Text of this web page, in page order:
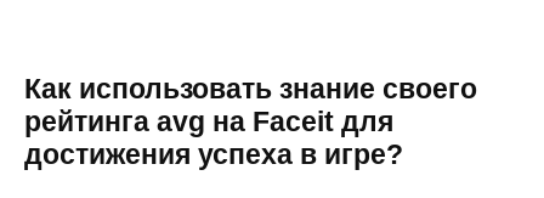
Как использовать знание своего
рейтинга avg на Faceit для
достижения успеха в игре?